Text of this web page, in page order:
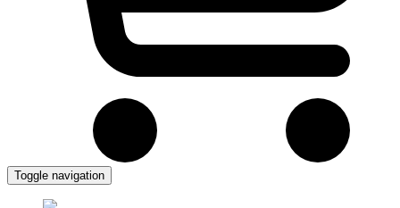
Toggle navigation